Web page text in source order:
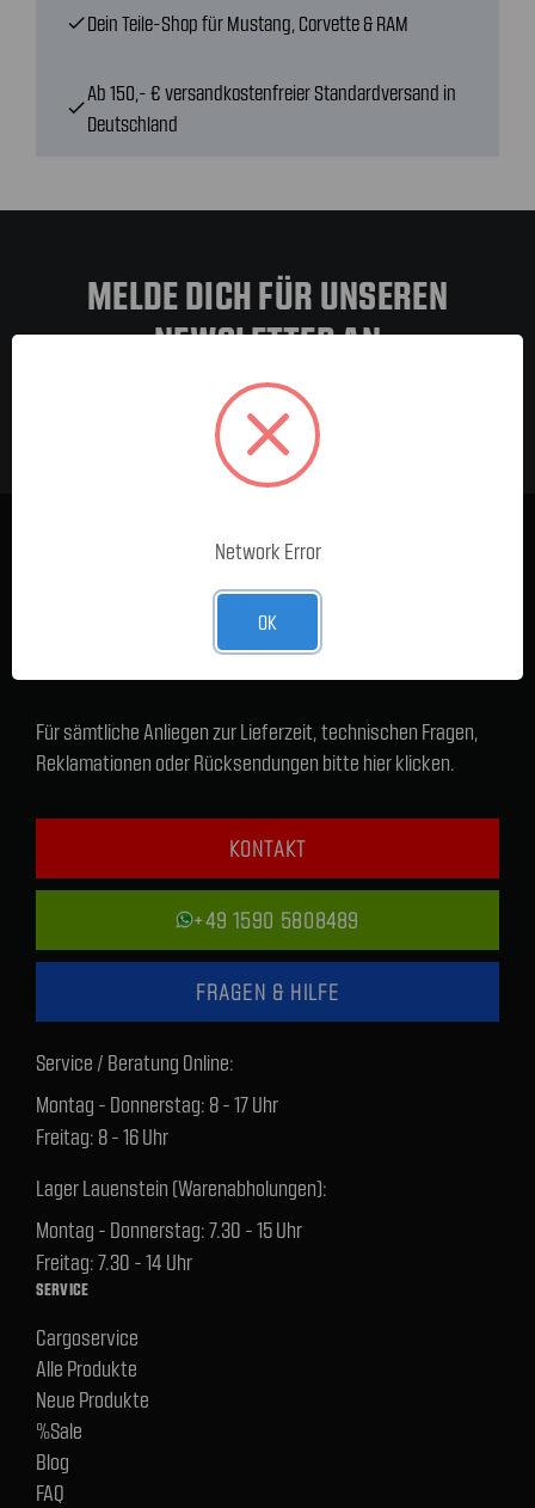
checkDein Teile-Shop für Mustang, Corvette & RAM
check
Ab 150,- € versandkostenfreier Standardversand in
Deutschland
MELDE DICH FÜR UNSEREN
NEWSLETTER AN
Für sämtliche Anliegen zur Lieferzeit, technischen Fragen,
Reklamationen oder Rücksendungen bitte hier klicken.
KONTAKT
+49 1590 5808489
FRAGEN & HILFE
Service / Beratung Online:
Montag - Donnerstag: 8 - 17 Uhr
Freitag: 8 - 16 Uhr
Lager Lauenstein (Warenabholungen):
Montag - Donnerstag: 7.30 - 15 Uhr
Freitag: 7.30 - 14 Uhr
SERVICE
Cargoservice
Alle Produkte
Neue Produkte
%Sale
Blog
FAQ
Network Error
OK